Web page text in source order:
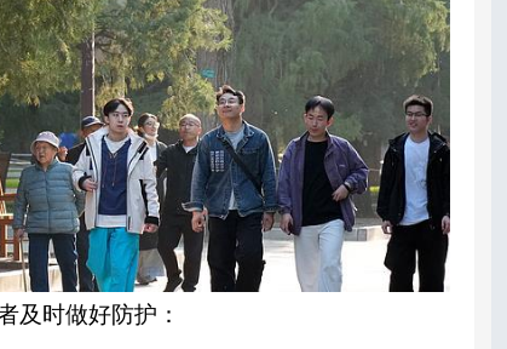
时做好防护：